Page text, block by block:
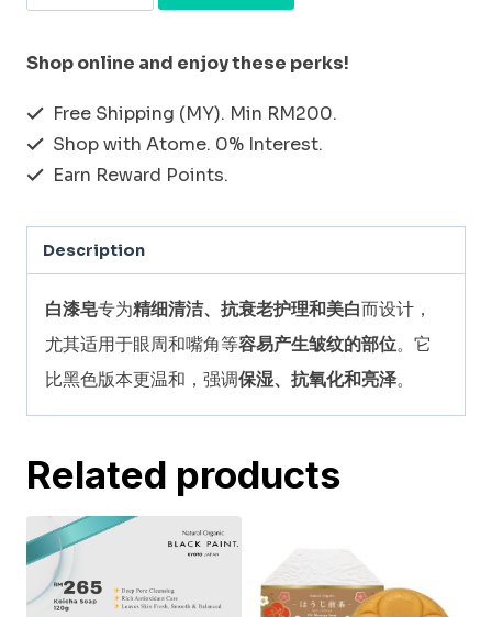
然
黑
_
级
白
颜
120
quantity
Shop online and enjoy these perks!
Free Shipping (MY). Min RM200.
Shop with Atome. 0% Interest.
Earn Reward Points.
Description
白漆皂专为精细清洁、抗衰老护理和美白而设计，
尤其适用于眼周和嘴角等容易产生皱纹的部位。它
比黑色版本更温和，强调保湿、抗氧化和亮泽。
Related products